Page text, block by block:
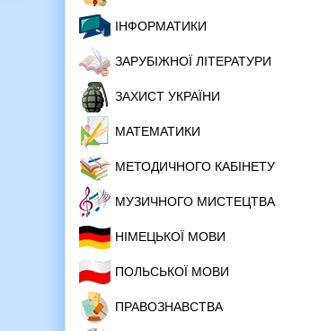
ІНФОРМАТИКИ
ЗАРУБІЖНОЇ ЛІТЕРАТУРИ
ЗАХИСТ УКРАЇНИ
МАТЕМАТИКИ
МЕТОДИЧНОГО КАБІНЕТУ
МУЗИЧНОГО МИСТЕЦТВА
НІМЕЦЬКОЇ МОВИ
ПОЛЬСЬКОЇ МОВИ
ПРАВОЗНАВСТВА